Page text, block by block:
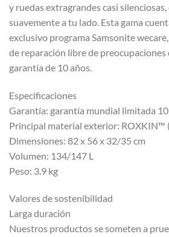
y ruedas extragrandes casi silenciosas,
suavemente a tu lado. Esta gama
exclusivo programa Samsonite
de reparación libre de
garantía de 10 años.
Especificaciones
Garantía: garantía mundial limitada
Principal material exterior: ROXKIN™
Dimensiones: 82 x 56 x 32/35 cm
Volumen: 134/147 L
Peso: 3.9 kg
Valores de sostenibilidad
Larga duración
Nuestros productos se someten a